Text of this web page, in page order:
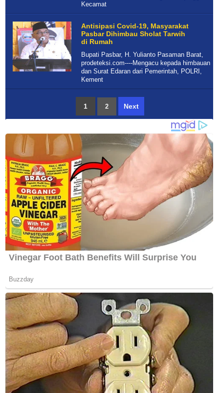
Kecamat
Antisipasi Covid-19, Masyarakat
Pasbar Dihimbau Sholat Tarwih
di Rumah
Bupati Pasbar, H. Yulianto Pasaman Barat,
prodeteksi.com----Mengacu kepada himbauan
dan Surat Edaran dari Pemerintah, POLRI,
Kement
1 2 Next